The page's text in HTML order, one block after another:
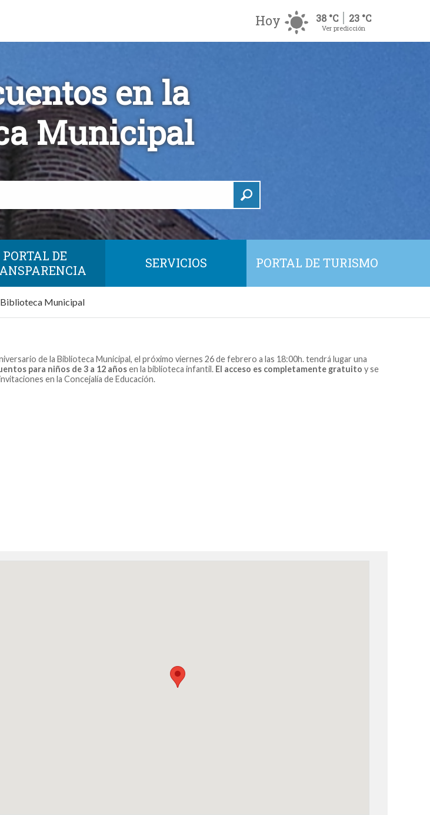
Hoy 38 °C 23 °C
Ver predicción
en la
Municipal
PORTAL DE
SERVICIOS PORTAL DE TURISMO
Biblioteca Municipal
de la Biblioteca Municipal, el próximo viernes 26 de febrero a las 18:00h. tendrá lugar una
para niños de 3 a 12 añosen la biblioteca infantil. El acceso es completamente gratuito y se
en la Concejalía de Educación.